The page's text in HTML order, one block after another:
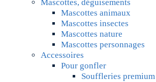
Mascottes, déguisements
Mascottes animaux
Mascottes insectes
Mascottes nature
Mascottes personnages
Accessoires
Pour gonfler
Souffleries premium